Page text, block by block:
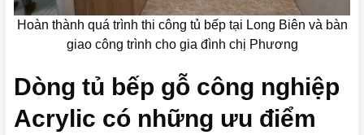
Hoàn thành quá trình thi công tủ bếp tại Long Biên và bàn
giao công trình cho gia đình chị Phương
Dòng tủ bếp gỗ công nghiệp
Acrylic có những ưu điểm